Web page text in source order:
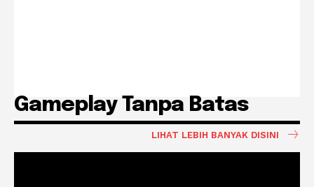
Gameplay Tanpa Batas
LIHAT LEBIH BANYAK DISINI